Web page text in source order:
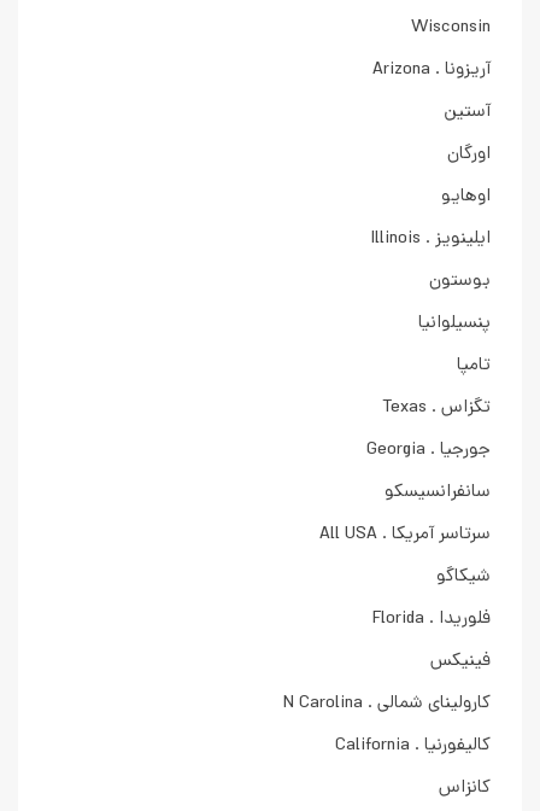
Wisconsin
آریزونا . Arizona
آستین
اورگان
اوهایو
ایلینویز . Illinois
بوستون
پنسیلوانیا
تامپا
تگزاس . Texas
جورجیا . Georgia
سانفرانسیسکو
سرتاسر آمریکا . All USA
شیکاگو
فلوریدا . Florida
فینیکس
کارولینای شمالی . N Carolina
کالیفورنیا . California
کانزاس